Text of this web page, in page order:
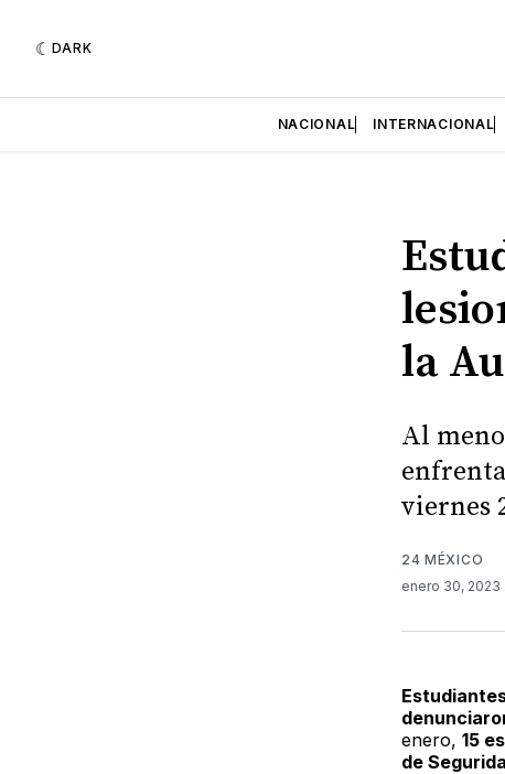
DARK
NACIONAL INTERNACIONAL
la
Al
viernes
24 MÉXICO
enero 30, 2023
enero, 15
de